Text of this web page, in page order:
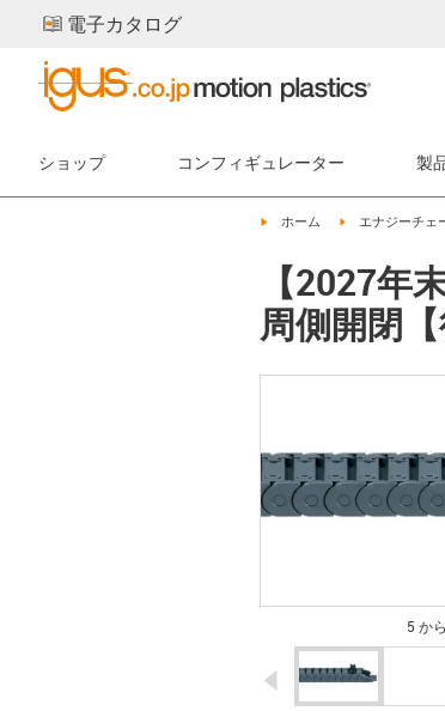
電子カタログ
ショップ コンフィギュレーター 製
igus-icon-arrow-right
ホーム igus-icon-arrow-
エナジーチェ
【2027年
周側開閉
5 か
igus-icon-arrow-left